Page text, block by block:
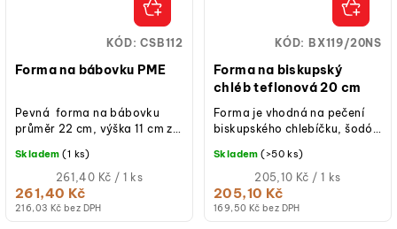
Forma na bábovku PME
216,03 Kč bez DPH
261,40 Kč
Měrná
cena:
261,40 Kč / 1 ks
Skladem (1 ks)
Pevná forma na bábovku
průměr 22 cm, výška 11 cm z
nepřilnavým povrchem pro...
KÓD:CSB112
Forma na biskupský
chléb teflonová 20 cm
169,50 Kč bez DPH
205,10 Kč
Měrná
cena:
205,10 Kč / 1 ks
Skladem (>50 ks)
Forma je vhodná na pečení
biskupského chlebíčku, šodó
nebo ji můžete použít pro
KÓD: BX119/20NS